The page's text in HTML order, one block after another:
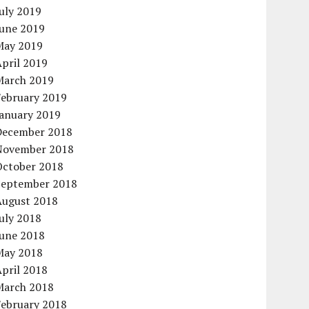
2019
2019
2019
2019
2019
2019
2019
2018
2018
2018
2018
2018
2018
2018
2018
2018
2018
2018